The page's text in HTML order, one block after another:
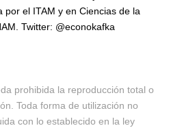
por el ITAM y en Ciencias de la
Twitter: @econokafka
prohibida la reproducción total o
Toda forma de utilización no
con lo establecido en la ley